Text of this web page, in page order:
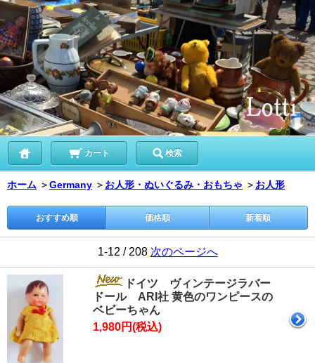
カート 検索
ホーム ＞Germany ＞ お人形・ぬいぐるみ・おもちゃ ＞ お人形
おすすめ順 価格順 新着順
1-12 / 208 次のページへ
ドイツ ヴィンテージラバー
ドール ARI社 黄色のワンピースの
ベビーちゃん
1,980円(税込)